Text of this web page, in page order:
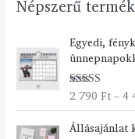
Népszerű
Egyedi,
Értékelés:
2 790Ft – 4
Állásajánlat